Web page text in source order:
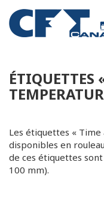
Les étiquettes «
disponibles en
de ces étiquettes
100 mm).